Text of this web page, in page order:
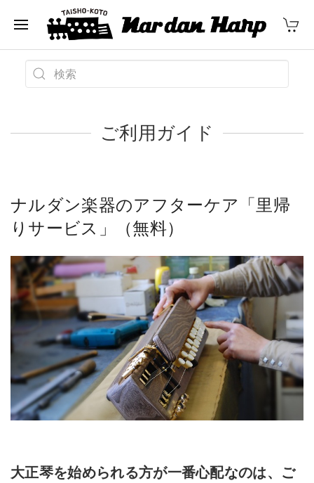
ご利用ガイド
ナルダン楽器のアフターケア「里帰
りサービス」（無料）
大正琴を始められる方が一番心配なのは、ご